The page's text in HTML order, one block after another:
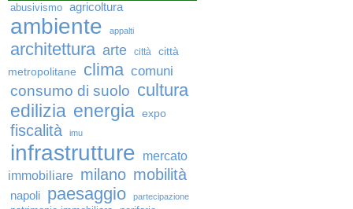
abusivismo agricoltura
ambiente appalti
architettura arte città
città
metropolitane
clima comuni
consumo di suolo cultura
edilizia energia expo
fiscalità imu
infrastrutture
mercato
immobiliare milano mobilità
napoli paesaggio partecipazione